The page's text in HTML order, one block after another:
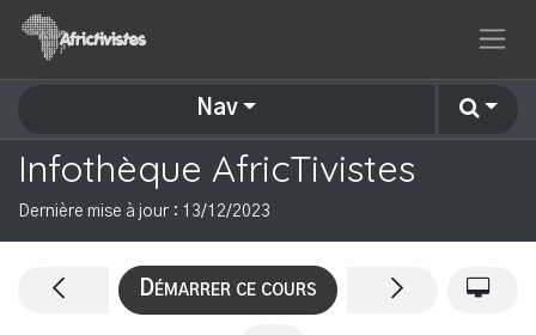
Se rendre au contenu
Nav
Infothèque AfricTivistes
Dernière mise à jour : 13/12/2023
Démarrer ce cours